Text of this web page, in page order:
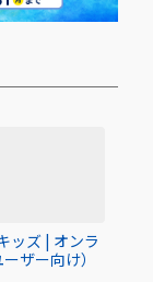
ッズ | オンラ
ザー向け）